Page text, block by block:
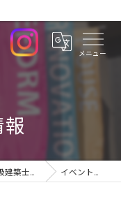
報
イベント情報